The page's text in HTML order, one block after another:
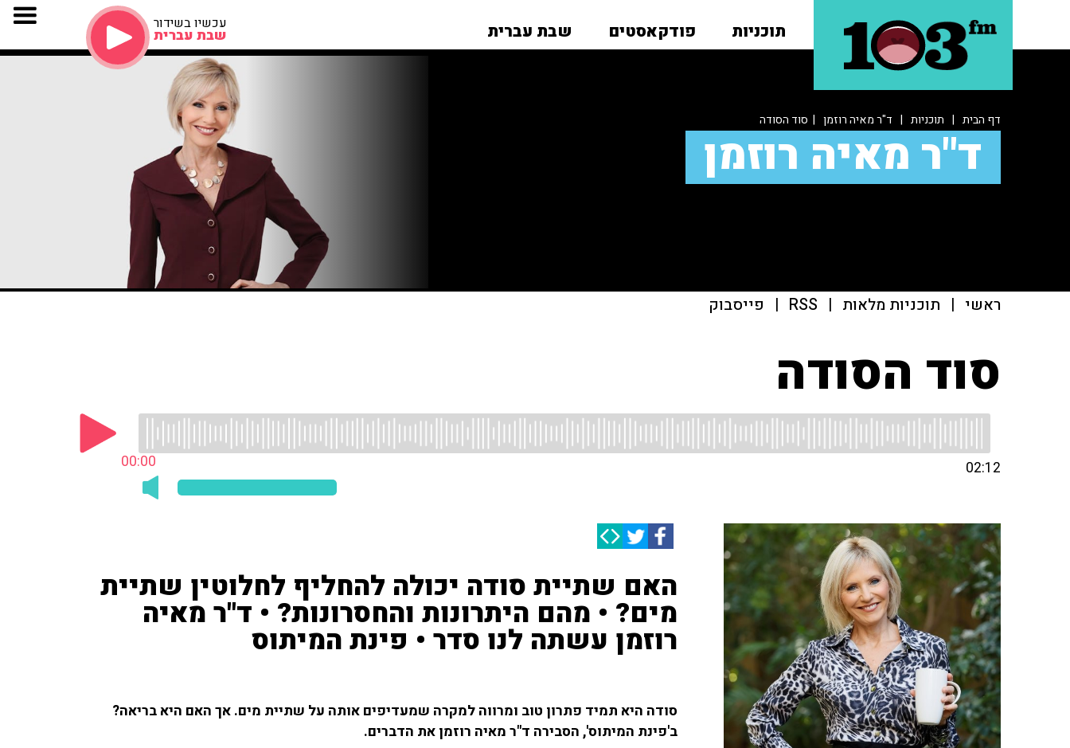
תוכניות פודקאסטים שבת עברית עכשיו בשידור
שבת עברית
דף הבית | תוכניות | ד"ר מאיה רוזמן | סוד הסודה
ד"ר מאיה רוזמן
ראשי | תוכניות מלאות |
RSS
| פייסבוק
סוד הסודה
00:00 02:12
האם שתיית סודה יכולה להחליף לחלוטין שתיית
מים? • מהם היתרונות והחסרונות? • ד"ר מאיה
רוזמן עשתה לנו סדר • פינת המיתוס
סודה היא תמיד פתרון טוב ומרווה למקרה שמעדיפים אותה על שתיית מים. אך האם היא בריאה?
ב'פינת המיתוס', הסבירה ד"ר מאיה רוזמן את הדברים.